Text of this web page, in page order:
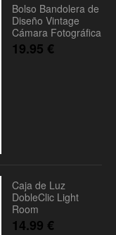
Bolso Bandolera de
Diseño Vintage
Cámara Fotográfica
19.95 €
Caja de Luz
DobleClic Light
Room
14.99 €